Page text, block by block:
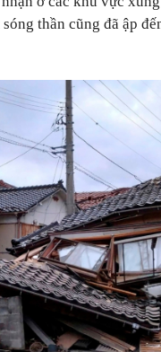
thần cũng đã ập